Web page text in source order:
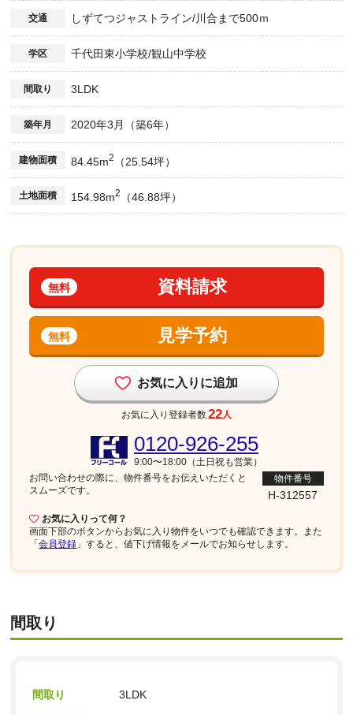
交通 しずてつジャストライン/川合まで500ｍ
学区 千代田東小学校/観山中学校
間取り 3LDK
築年月 2020年3月（築6年）
建物面積 84.45m2 （25.54坪）
土地面積 154.98m2 （46.88坪）
資料請求
無料
見学予約
無料
お気に入りに追加
お気に入り登録者数22人
お気に入りって何？
画面下部のボタンからお気に入り物件をいつでも確認できます。また
「会員登録 」すると、値下げ情報をメールでお知らせします。
0120-926-255
9:00〜18:00（土日祝も営業）
お問い合わせの際に、物件番号をお伝えいただくと
スムーズです。
物件番号
H-312557
間取り
間取り 3LDK